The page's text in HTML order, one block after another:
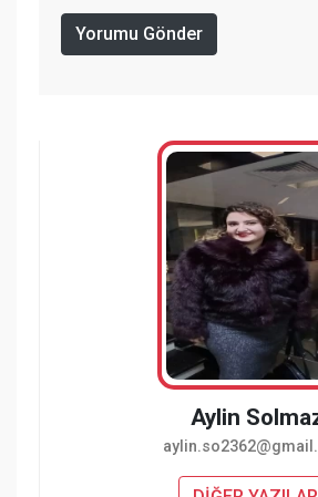
Yorumu Gönder
Aylin